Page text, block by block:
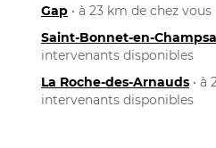
Gap • à 23 km de chez
Saint-Bonnet-en-
intervenants disponibles
La Roche-des-Arnauds • à
intervenants disponibles